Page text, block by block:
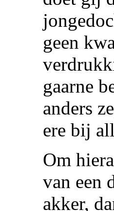
geen
gaarne
anders
ere bij
Om
van een
akker,